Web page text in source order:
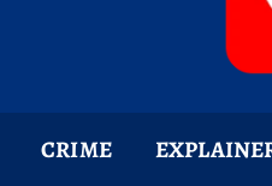
CRIME